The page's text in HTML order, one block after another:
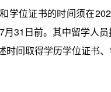
位证书的时间须在
31日前。其中留学人
间取得学历学位证书